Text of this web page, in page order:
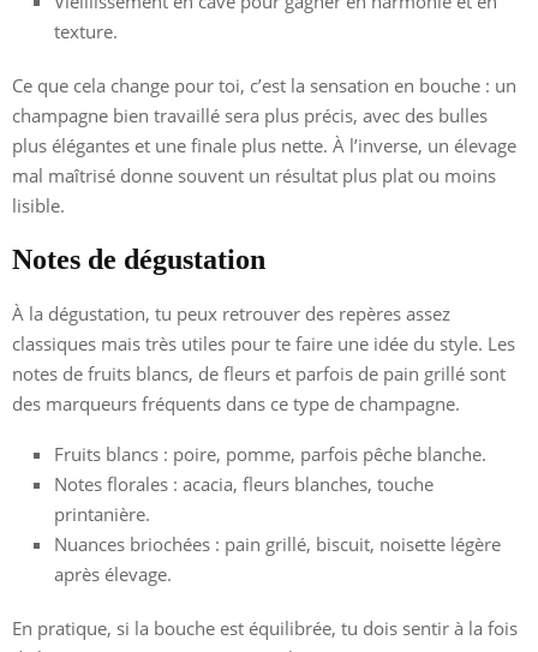
texture.
Ce que cela change pour toi, c’est la sensation en bouche : un
champagne bien travaillé sera plus précis, avec des bulles
plus élégantes et une finale plus nette. À l’inverse, un élevage
mal maîtrisé donne souvent un résultat plus plat ou moins
lisible.
Notes de dégustation
À la dégustation, tu peux retrouver des repères assez
classiques mais très utiles pour te faire une idée du style. Les
notes de fruits blancs, de fleurs et parfois de pain grillé sont
des marqueurs fréquents dans ce type de champagne.
Fruits blancs : poire, pomme, parfois pêche blanche.
Notes florales : acacia, fleurs blanches, touche
printanière.
Nuances briochées : pain grillé, biscuit, noisette légère
après élevage.
En pratique, si la bouche est équilibrée, tu dois sentir à la fois